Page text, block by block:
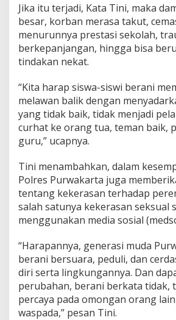
Jika itu terjadi, Kata Tini, maka
besar, korban merasa takut,
menurunnya prestasi sekolah,
berkepanjangan, hingga bisa
tindakan nekat.
“Kita harap siswa-siswi berani
melawan balik dengan
yang tidak baik, tidak menjadi
curhat ke orang tua, teman baik,
guru,” ucapnya.
Tini menambahkan, dalam
Polres Purwakarta juga
tentang kekerasan terhadap
salah satunya kekerasan seksual
menggunakan media sosial
“Harapannya, generasi muda
berani bersuara, peduli, dan
diri serta lingkungannya. Dan
perubahan, berani berkata tidak,
percaya pada omongan orang
waspada,” pesan Tini.